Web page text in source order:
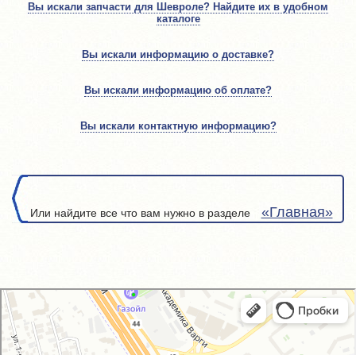
Вы искали запчасти для Шевроле? Найдите их в удобном
каталоге
Вы искали информацию о доставке?
Вы искали информацию об оплате?
Вы искали контактную информацию?
Или найдите все что вам нужно в разделе «Главная»
GM-City&VAG-Repair
Автосервис, автотехцентр в Москве
Магазин автозапчастей и автотоваров в Москве